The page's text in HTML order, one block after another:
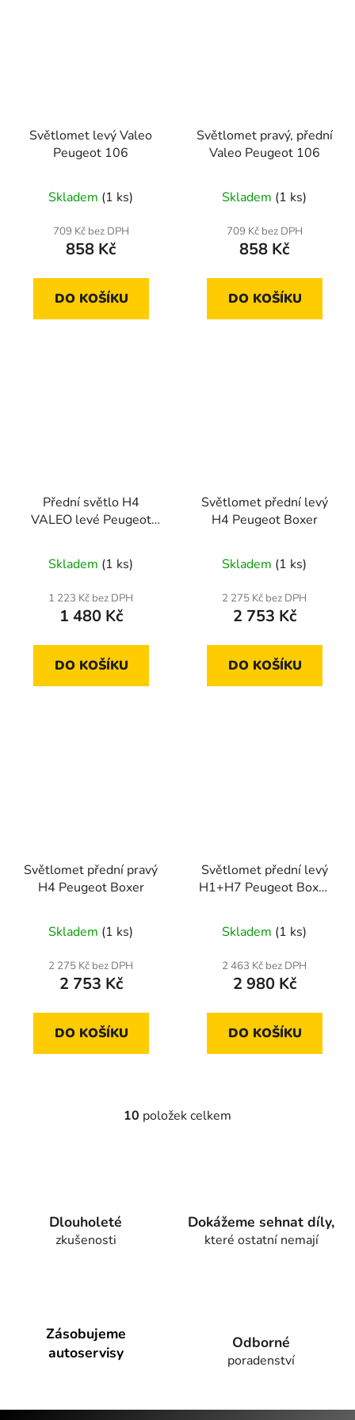
Světlomet levý Valeo
Peugeot 106
Skladem (1 ks)
709 Kč bez DPH
858 Kč
DO KOŠÍKU
Světlomet pravý, přední
Valeo Peugeot 106
Skladem (1 ks)
709 Kč bez DPH
858 Kč
DO KOŠÍKU
Přední světlo H4
VALEO levé Peugeot
Skladem (1 ks)
1 223 Kč bez DPH
1 480 Kč
DO KOŠÍKU
Světlomet přední levý
H4 Peugeot Boxer
Skladem (1 ks)
2 275 Kč bez DPH
2 753 Kč
DO KOŠÍKU
Světlomet přední pravý
H4 Peugeot Boxer
Skladem (1 ks)
2 275 Kč bez DPH
2 753 Kč
DO KOŠÍKU
Světlomet přední levý
H1+H7 Peugeot Boxer
Skladem (1 ks)
2 463 Kč bez DPH
2 980 Kč
DO KOŠÍKU
O
10 položek celkem
Dlouholeté
zkušenosti
Dokážeme sehnat díly,
které ostatní nemají
Zásobujeme
autoservisy
Odborné
poradenství